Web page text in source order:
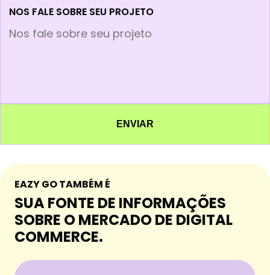
NOS FALE SOBRE SEU PROJETO
EAZY GO TAMBÉM É
SUA FONTE DE INFORMAÇÕES
SOBRE O MERCADO DE DIGITAL
COMMERCE.